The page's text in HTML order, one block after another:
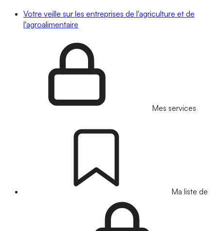
Votre veille sur les entreprises de l'agriculture et de
l'agroalimentaire
Mes services
Ma liste de